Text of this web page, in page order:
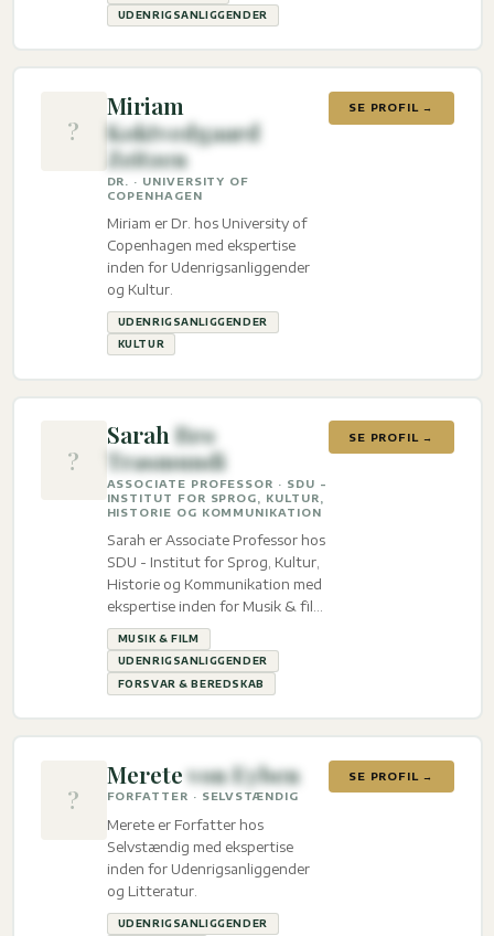
UDENRIGSANLIGGENDER
?
Miriam
Koktvedgaard
Zeitzen
DR. · UNIVERSITY OF
COPENHAGEN
Miriam er Dr. hos University of
Copenhagen med ekspertise
inden for Udenrigsanliggender
og Kultur.
UDENRIGSANLIGGENDER
KULTUR
SE PROFIL →
?
SarahBro
Trasmundi
ASSOCIATE PROFESSOR · SDU -
INSTITUT FOR SPROG, KULTUR,
HISTORIE OG KOMMUNIKATION
Sarah er Associate Professor hos
SDU - Institut for Sprog, Kultur,
Historie og Kommunikation med
ekspertise inden for Musik & film,
Udenrigsanliggender og Forsvar
& beredskab.
MUSIK & FILM
UDENRIGSANLIGGENDER
FORSVAR & BEREDSKAB
SE PROFIL →
?
Meretevon Eyben
FORFATTER · SELVSTÆNDIG
Merete er Forfatter hos
Selvstændig med ekspertise
inden for Udenrigsanliggender
og Litteratur.
UDENRIGSANLIGGENDER
SE PROFIL →